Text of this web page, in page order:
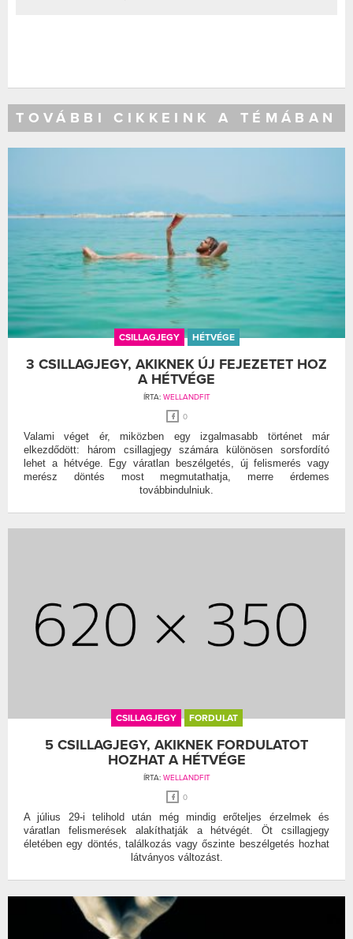
TOVÁBBI CIKKEINK A TÉMÁBAN
CSILLAGJEGY HÉTVÉGE
3 CSILLAGJEGY, AKIKNEK ÚJ FEJEZETET HOZ
A HÉTVÉGE
ÍRTA: WELLANDFIT
0
Valami véget ér, miközben egy izgalmasabb történet már
elkezdődött: három csillagjegy számára különösen sorsfordító
lehet a hétvége. Egy váratlan beszélgetés, új felismerés vagy
merész döntés most megmutathatja, merre érdemes
továbbindulniuk.
CSILLAGJEGY FORDULAT
5 CSILLAGJEGY, AKIKNEK FORDULATOT
HOZHAT A HÉTVÉGE
ÍRTA: WELLANDFIT
0
A július 29-i telihold után még mindig erőteljes érzelmek és
váratlan felismerések alakíthatják a hétvégét. Öt csillagjegy
életében egy döntés, találkozás vagy őszinte beszélgetés hozhat
látványos változást.